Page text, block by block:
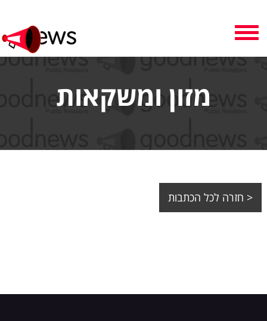
Toggle
navigation
מזון ומשקאות
< חזרה לכל הכתבות